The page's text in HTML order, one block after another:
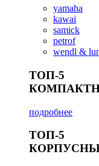
yamaha
kawai
samick
petrof
wendl &
ТОП-5
подробнее
ТОП-5